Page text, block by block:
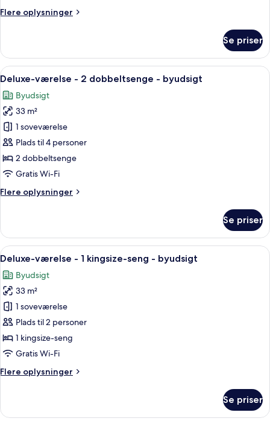
Flere oplysninger
Flere
dobbeltværelse
2
Se priser
Indlæs
alle
billeder
af
Deluxe-
værelse
-
2
-
Et hotelværelse med to senge, et
5
Deluxe-værelse - 2 dobbeltsenge - byudsigt
Byudsigt
33 m²
1 soveværelse
Plads til 4 personer
2 dobbeltsenge
Gratis Wi-Fi
Flere oplysninger
Flere
værelse
2
-
byudsigt
Se priser
Indlæs
alle
billeder
af
Deluxe-
værelse
-
1
seng
Et hotelværelse med seng, fjernsyn,
5
Deluxe-værelse - 1 kingsize-seng - byudsigt
Byudsigt
33 m²
1 soveværelse
Plads til 2 personer
1 kingsize-seng
Gratis Wi-Fi
Flere oplysninger
Flere
værelse
Se priser